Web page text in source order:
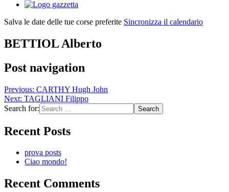
Salva le date delle tue corse preferite Sincronizza il calendario
BETTIOL Alberto
Post navigation
Previous: CARTHY Hugh John
Next: TAGLIANI Filippo
Search for:
Recent Posts
prova posts
Ciao mondo!
Recent Comments